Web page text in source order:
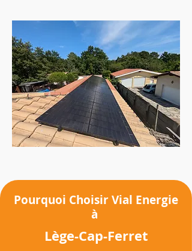
Pourquoi Choisir Vial Energie
à
Lège-Cap-Ferret